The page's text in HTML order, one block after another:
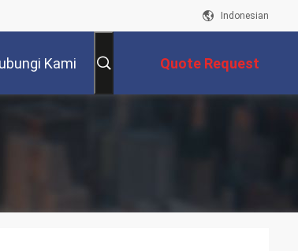
Indonesian
Kami Quote Request